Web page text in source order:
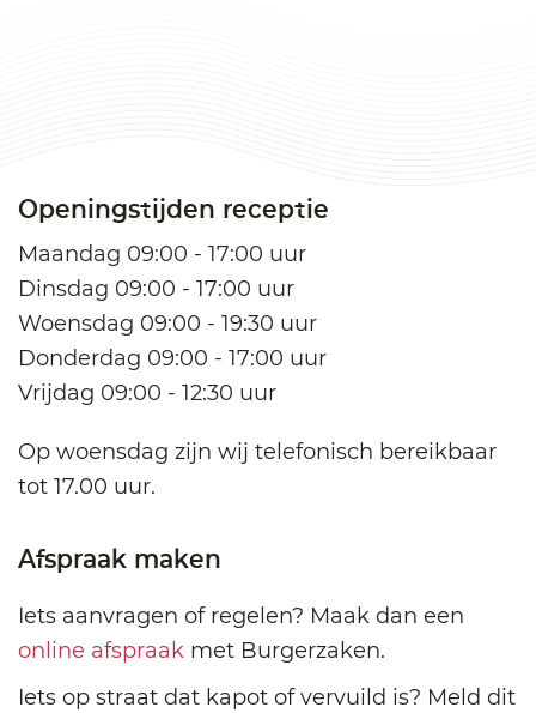
Openingstijden receptie
Maandag 09:00 - 17:00 uur
Dinsdag 09:00 - 17:00 uur
Woensdag 09:00 - 19:30 uur
Donderdag 09:00 - 17:00 uur
Vrijdag 09:00 - 12:30 uur
Op woensdag zijn wij telefonisch bereikbaar
tot 17.00 uur.
Afspraak maken
Iets aanvragen of regelen? Maak dan een
online afspraak met Burgerzaken.
Iets op straat dat kapot of vervuild is? Meld dit